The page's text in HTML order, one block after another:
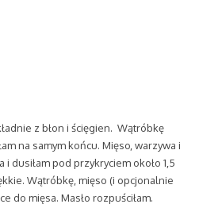
z błon i ścięgien. Wątróbkę
na samym końcu. Mięso, warzywa i
i dusiłam pod przykryciem około 1,5
Wątróbkę, mięso (i opcjonalnie
do mięsa. Masło rozpuściłam.